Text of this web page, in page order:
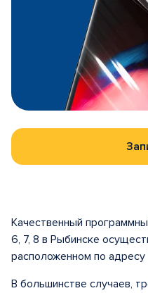
Качественный
6, 7, 8 в Рыбинске
расположенном по
В большинстве случаев,